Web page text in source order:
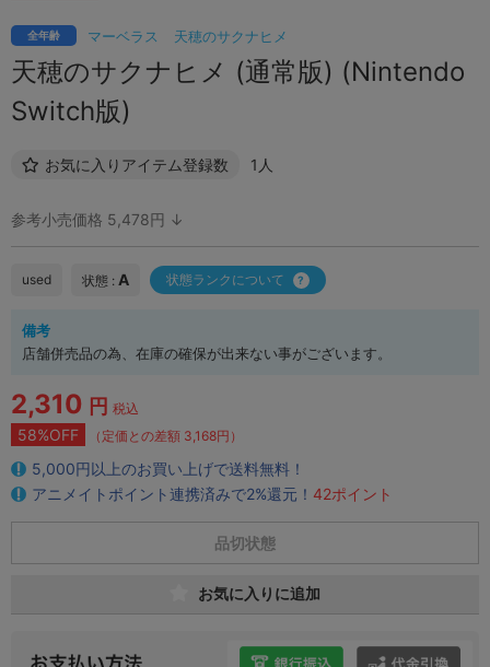
マーベラス 天穂のサクナヒメ
全年齢
天穂のサクナヒメ (通常版) (Nintendo
Switch版)
お気に入りアイテム登録数 1人
参考小売価格 5,478円 ↓
used 状態 : A 状態ランクについて
備考
店舗併売品の為、在庫の確保が出来ない事がございます。
2,310 円 税込
58%OFF （定価との差額 3,168円）
5,000円以上のお買い上げで送料無料！
アニメイトポイント連携済みで2%還元！ 42ポイント
品切状態
お気に入りに追加